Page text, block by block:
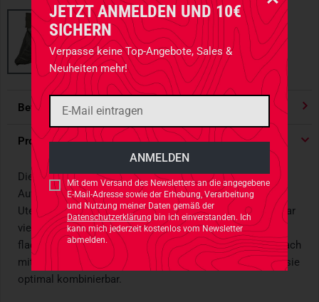
JETZT ANMELDEN UND 10€
SICHERN
Verpasse keine Top-Angebote, Sales &
Neuheiten mehr!
Mit dem Versand des Newsletters an die angegebene
E-Mail-Adresse sowie der Erhebung, Verarbeitung
und Nutzung meiner Daten gemäß der
Datenschutzerklärungbin ich einverstanden. Ich
kann mich jederzeit kostenlos vom Newsletter
abmelden.
Bewertungen
Produktdetails
DieserLow Profile-"Depotsack" ist optimal für die
Aufbewahrung von leeren Magazinen und anderen
Utensilien. Es passen bis zu drei G36-Magazine oder sogar
vier M4-Magazine hinein. Die Dump Pouch ist besonders
flach designed und klein zusammenfaltbar. Sie kann einfach
mit einer Hand bedient werden. Dank MOLLE
-System ist sie
optimal kombinierbar.